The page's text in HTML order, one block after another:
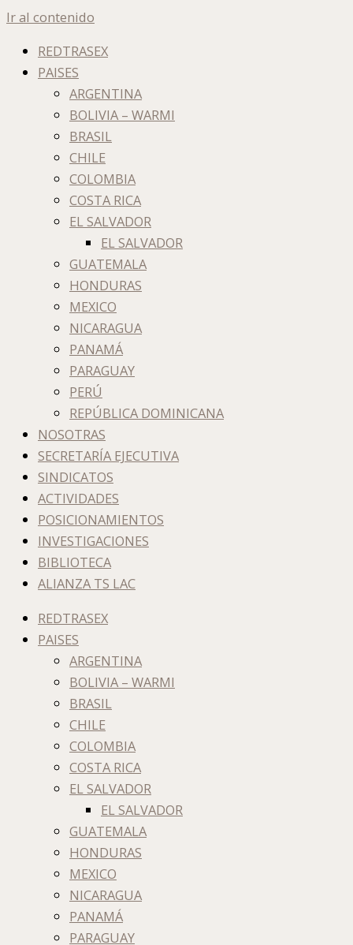
Ir al contenido
REDTRASEX
PAISES
ARGENTINA
BOLIVIA – WARMI
BRASIL
CHILE
COLOMBIA
COSTA RICA
EL SALVADOR
EL SALVADOR
GUATEMALA
HONDURAS
MEXICO
NICARAGUA
PANAMÁ
PARAGUAY
PERÚ
REPÚBLICA DOMINICANA
NOSOTRAS
SECRETARÍA EJECUTIVA
SINDICATOS
ACTIVIDADES
POSICIONAMIENTOS
INVESTIGACIONES
BIBLIOTECA
ALIANZA TS LAC
REDTRASEX
PAISES
ARGENTINA
BOLIVIA – WARMI
BRASIL
CHILE
COLOMBIA
COSTA RICA
EL SALVADOR
EL SALVADOR
GUATEMALA
HONDURAS
MEXICO
NICARAGUA
PANAMÁ
PARAGUAY